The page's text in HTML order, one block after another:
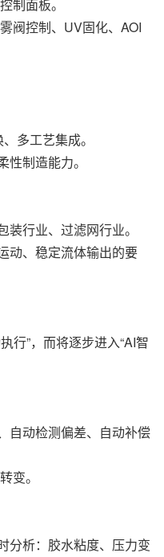
制面板。
阀控制、UV固化、AOI
多工艺集成。
制造能力。
行业、过滤网行业。
动、稳定流体输出的要
行”，而将逐步进入“AI智
自动检测偏差、自动补偿
变。
分析：胶水粘度、压力变